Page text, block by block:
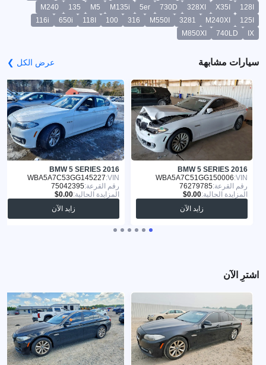
128I
X35I
328XI
730D
5er
M135i
M5
135
M240
125I
M240XI
3281
M550I
316
100
118I
650i
116i
IX
740LD
M850XI
سيارات مشابهة عرض الكل ❯
BMW 5 SERIES 2016
VIN:
WBA5A7C51GG150006
رقم القرعة:76279785
المزايدة الحالية:
زايد الآن
BMW 5 SERIES 2016
VIN:
WBA5A7C53GG145227
رقم القرعة:75042395
المزايدة الحالية:
زايد الآن
اشترِ الآن